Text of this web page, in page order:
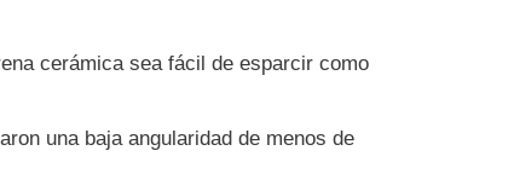
cerámica sea fácil de esparcir como
una baja angularidad de menos de